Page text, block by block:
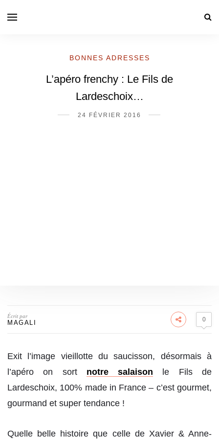
BONNES ADRESSES
L’apéro frenchy : Le Fils de
Lardeschoix…
24 FÉVRIER 2016
Écrit par
MAGALI 0
Exit l’image vieillotte du saucisson, désormais à
l’apéro on sort notre salaison le Fils de
Lardeschoix, 100% made in France – c’est gourmet,
gourmand et super tendance !
Quelle belle histoire que celle de Xavier & Anne-